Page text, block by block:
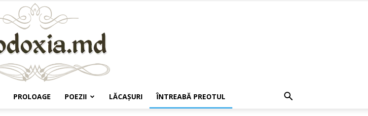
PROLOAGE POEZII LĂCAŞURI ÎNTREABĂ PREOTUL